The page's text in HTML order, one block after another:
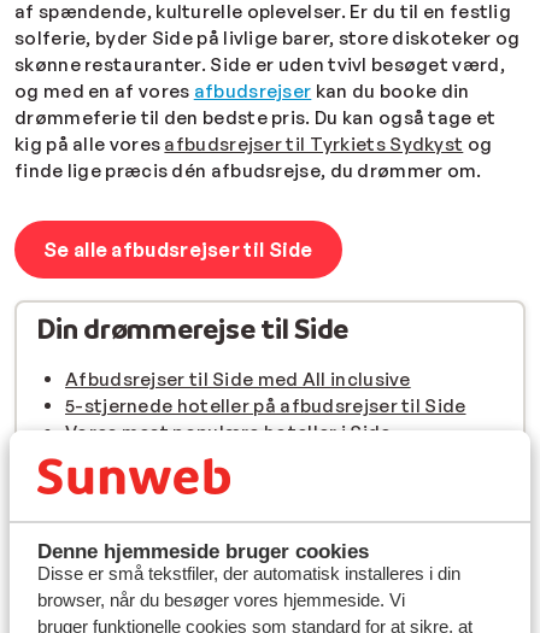
Denne hjemmeside bruger cookies
Disse er små tekstfiler, der automatisk installeres i din
browser, når du besøger vores hjemmeside. Vi
bruger funktionelle cookies som standard for at sikre, at
af spændende, kulturelle oplevelser. Er du til en festlig
solferie, byder Side på livlige barer, store diskoteker og
skønne restauranter. Side er uden tvivl besøget værd,
og med en af vores afbudsrejser kan du booke din
drømmeferie til den bedste pris. Du kan også tage et
kig på alle vores afbudsrejser til Tyrkiets Sydkyst og
finde lige præcis dén afbudsrejse, du drømmer om.
Se alle afbudsrejser til Side
Din drømmerejse til Side
Afbudsrejser til Side med All inclusive
5-stjernede hoteller på afbudsrejser til Side
Vores mest populære hoteller i Side